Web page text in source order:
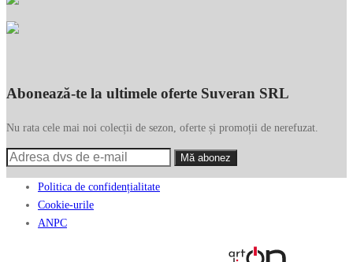
Abonează-te la ultimele oferte Suveran SRL
Nu rata cele mai noi colecții de sezon, oferte și promoții de nerefuzat.
Politica de confidențialitate
Cookie-urile
ANPC